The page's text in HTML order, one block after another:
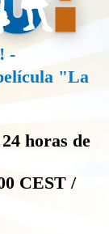
-
"La
horas de
CEST /